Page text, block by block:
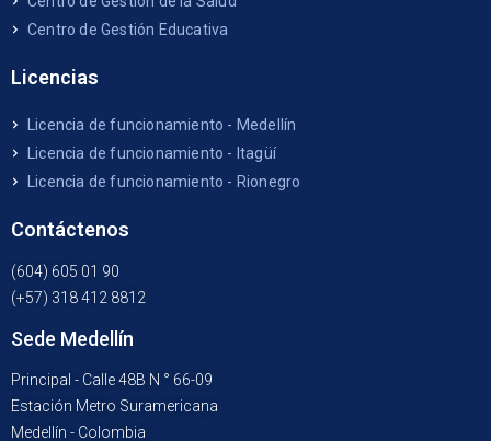
Centro de Gestión Educativa
Licencias
Licencia de funcionamiento - Medellín
Licencia de funcionamiento - Itagüí
Licencia de funcionamiento - Rionegro
Contáctenos
(604) 605 01 90
(+57) 318 412 8812
Sede Medellín
Principal - Calle 48B N ° 66-09
Estación Metro Suramericana
Medellín - Colombia